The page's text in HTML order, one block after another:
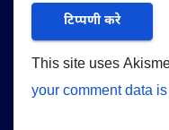
This site uses
your comment data